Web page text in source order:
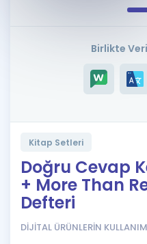
Blog
Birlikte
Kitap Setleri
Doğru Cevap
+ More Than
Defteri
DİJİTAL ÜRÜNLERİN